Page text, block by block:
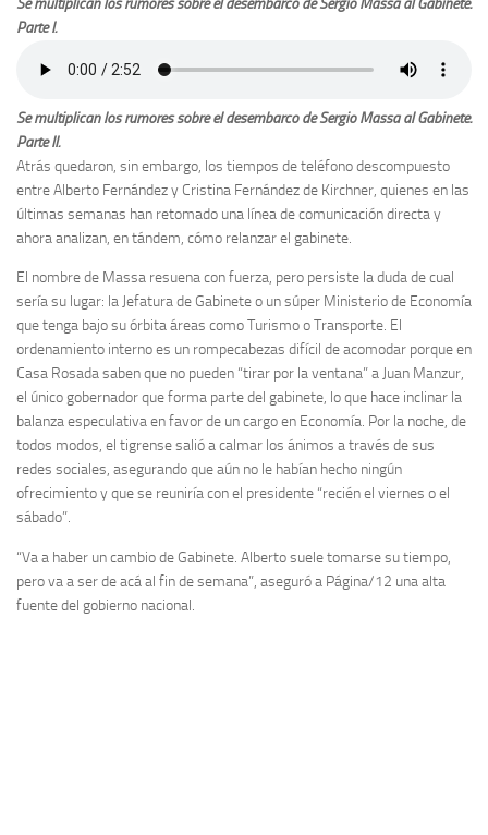
Se multiplican los rumores sobre el desembarco de Sergio Massa al Gabinete.
Parte I.
Se multiplican los rumores sobre el desembarco de Sergio Massa al Gabinete.
Parte II.
Atrás quedaron, sin embargo, los tiempos de teléfono descompuesto
entre Alberto Fernández y Cristina Fernández de Kirchner, quienes en las
últimas semanas han retomado una línea de comunicación directa y
ahora analizan, en tándem, cómo relanzar el gabinete.
El nombre de Massa resuena con fuerza, pero persiste la duda de cual
sería su lugar: la Jefatura de Gabinete o un súper Ministerio de Economía
que tenga bajo su órbita áreas como Turismo o Transporte. El
ordenamiento interno es un rompecabezas difícil de acomodar porque en
Casa Rosada saben que no pueden “tirar por la ventana” a Juan Manzur,
el único gobernador que forma parte del gabinete, lo que hace inclinar la
balanza especulativa en favor de un cargo en Economía. Por la noche, de
todos modos, el tigrense salió a calmar los ánimos a través de sus
redes sociales, asegurando que aún no le habían hecho ningún
ofrecimiento y que se reuniría con el presidente “recién el viernes o el
sábado”.
“Va a haber un cambio de Gabinete. Alberto suele tomarse su tiempo,
pero va a ser de acá al fin de semana”, aseguró a Página/12 una alta
fuente del gobierno nacional.